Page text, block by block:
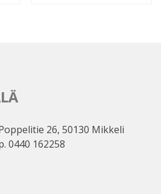
26, 50130 Mikkeli
0440 162258